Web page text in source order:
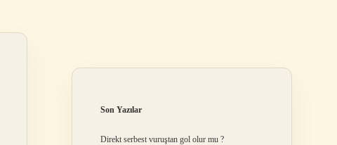
Son Yazılar
Direkt serbest vuruştan gol olur mu ?